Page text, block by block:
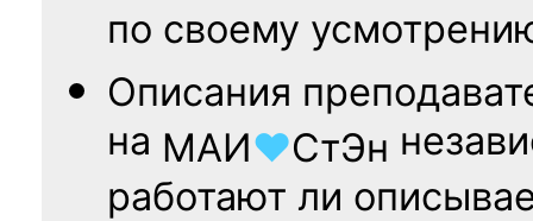
по своему
Описания
на МАИ♥СтЭн
работают ли